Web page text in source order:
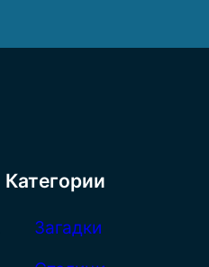
Категории
Загадки